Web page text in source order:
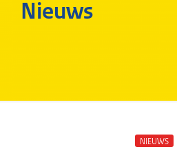
Nieuws
NIEUWS